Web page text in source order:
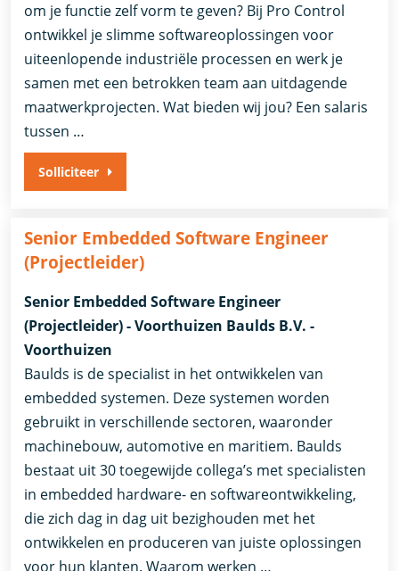
om je functie zelf vorm te geven? Bij Pro Control
ontwikkel je slimme softwareoplossingen voor
uiteenlopende industriële processen en werk je
samen met een betrokken team aan uitdagende
maatwerkprojecten. Wat bieden wij jou? Een salaris
tussen …
Solliciteer
Senior Embedded Software Engineer
(Projectleider)
Senior Embedded Software Engineer
(Projectleider) - Voorthuizen Baulds B.V. -
Voorthuizen
Baulds is de specialist in het ontwikkelen van
embedded systemen. Deze systemen worden
gebruikt in verschillende sectoren, waaronder
machinebouw, automotive en maritiem. Baulds
bestaat uit 30 toegewijde collega’s met specialisten
in embedded hardware- en softwareontwikkeling,
die zich dag in dag uit bezighouden met het
ontwikkelen en produceren van juiste oplossingen
voor hun klanten. Waarom werken …